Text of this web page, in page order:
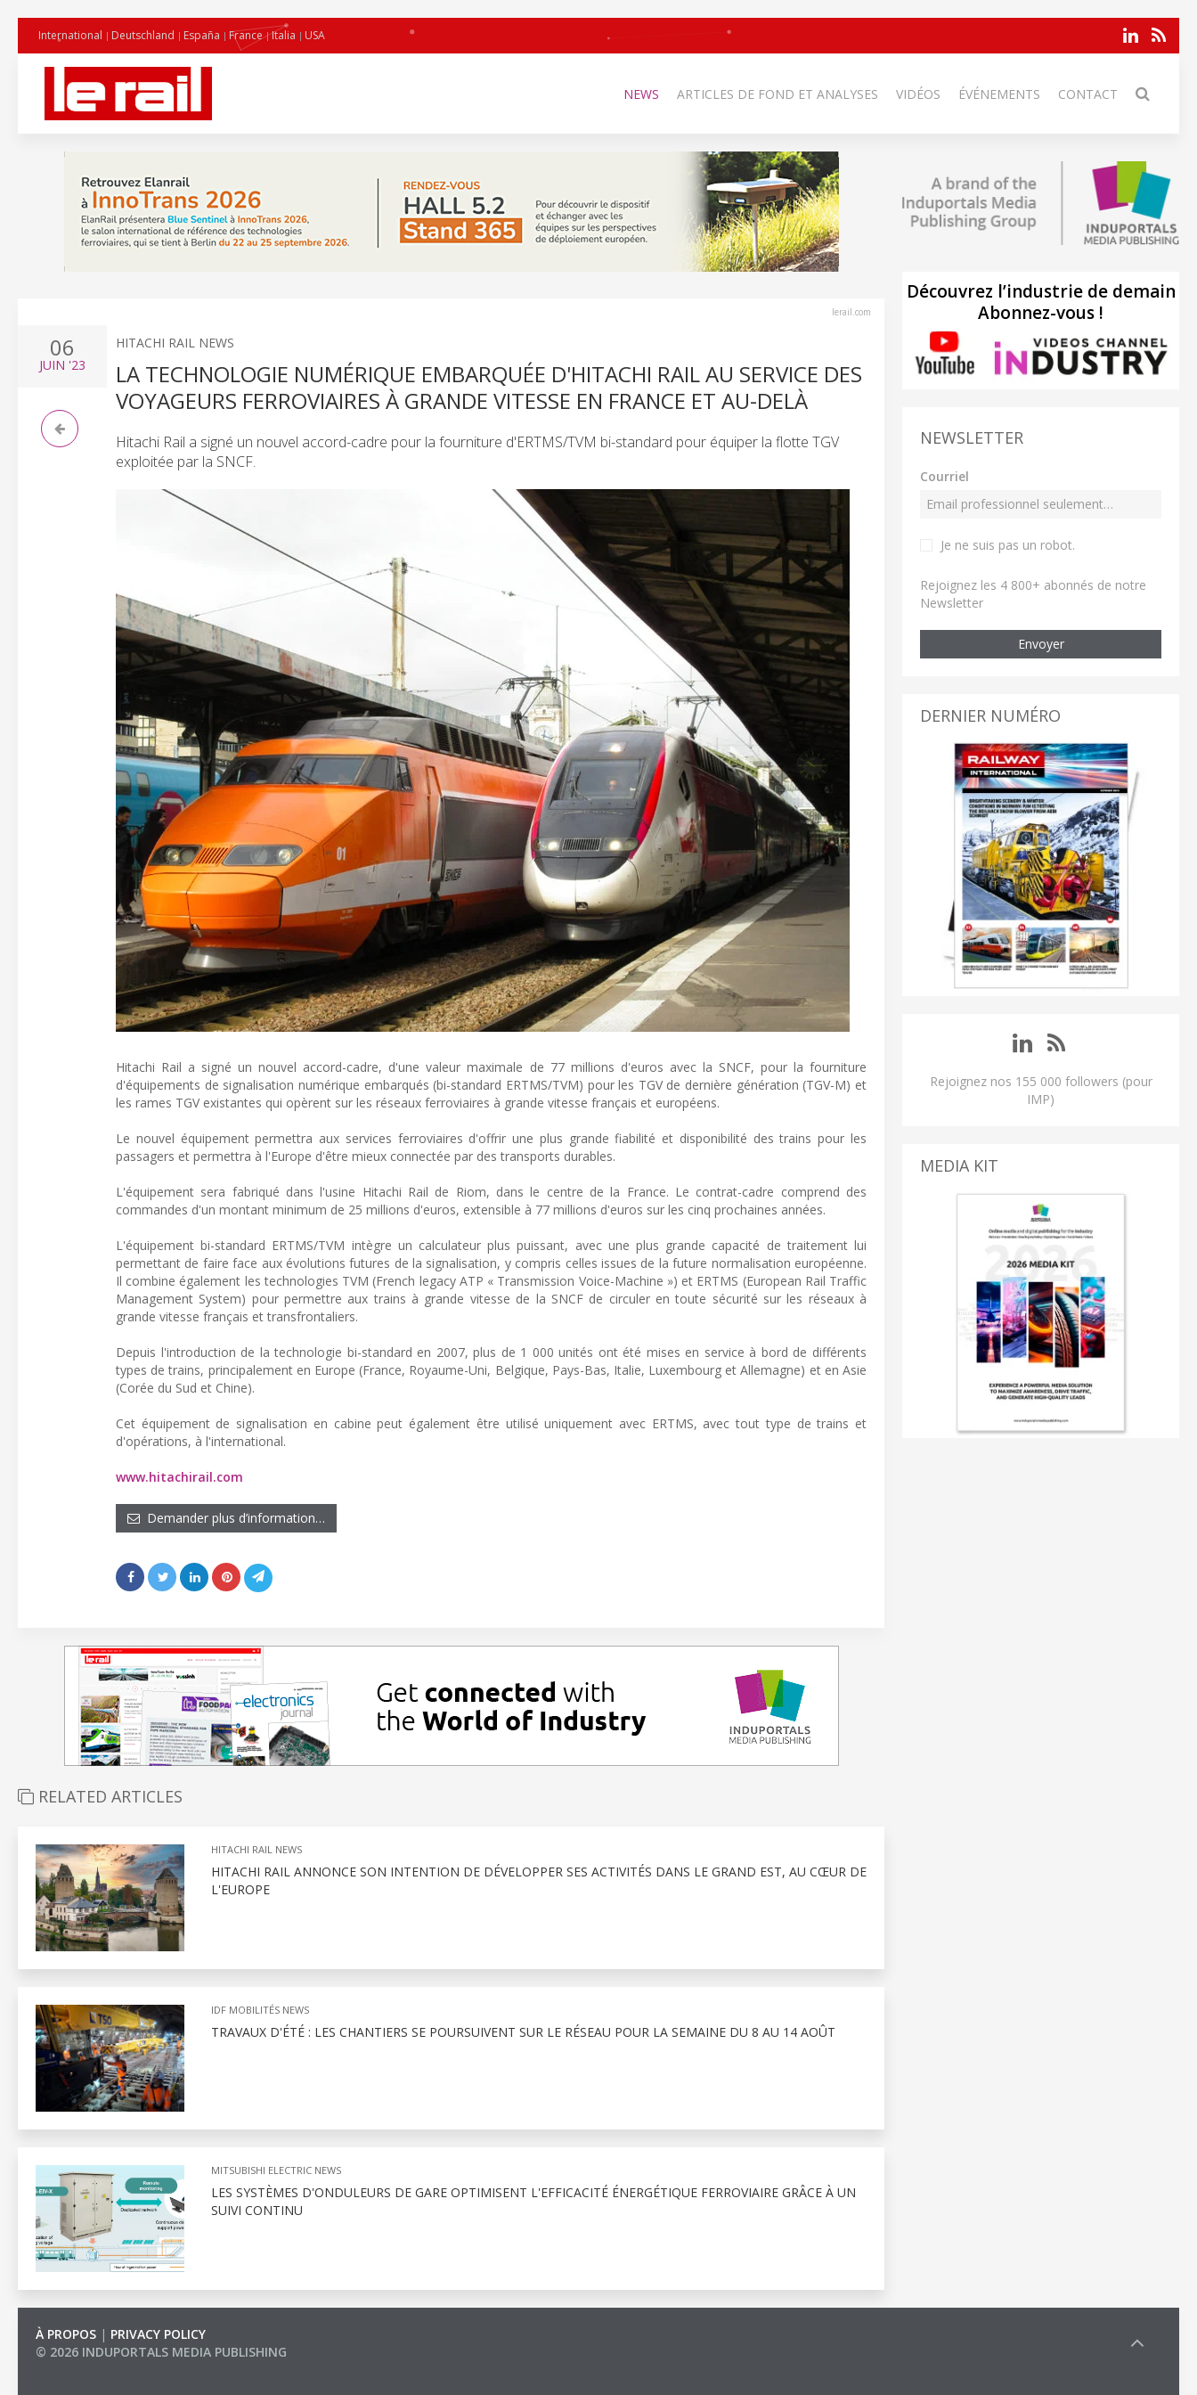
International Deutschland España France Italia USA
NEWS ARTICLES DE FOND ET ANALYSES VIDÉOS ÉVÉNEMENTS CONTACT
lerail.com
06
JUIN '23
HITACHI RAIL NEWS
LA TECHNOLOGIE NUMÉRIQUE EMBARQUÉE D'HITACHI RAIL AU SERVICE DES
VOYAGEURS FERROVIAIRES À GRANDE VITESSE EN FRANCE ET AU-DELÀ
Hitachi Rail a signé un nouvel accord-cadre pour la fourniture d'ERTMS/TVM bi-standard pour équiper la flotte TGV
exploitée par la SNCF.
Hitachi Rail a signé un nouvel accord-cadre, d'une valeur maximale de 77 millions d'euros avec la SNCF, pour la fourniture
d'équipements de signalisation numérique embarqués (bi-standard ERTMS/TVM) pour les TGV de dernière génération (TGV-M) et
les rames TGV existantes qui opèrent sur les réseaux ferroviaires à grande vitesse français et européens.
Le nouvel équipement permettra aux services ferroviaires d'offrir une plus grande fiabilité et disponibilité des trains pour les
passagers et permettra à l'Europe d'être mieux connectée par des transports durables.
L'équipement sera fabriqué dans l'usine Hitachi Rail de Riom, dans le centre de la France. Le contrat-cadre comprend des
commandes d'un montant minimum de 25 millions d'euros, extensible à 77 millions d'euros sur les cinq prochaines années.
L'équipement bi-standard ERTMS/TVM intègre un calculateur plus puissant, avec une plus grande capacité de traitement lui
permettant de faire face aux évolutions futures de la signalisation, y compris celles issues de la future normalisation européenne.
Il combine également les technologies TVM (French legacy ATP « Transmission Voice-Machine ») et ERTMS (European Rail Traffic
Management System) pour permettre aux trains à grande vitesse de la SNCF de circuler en toute sécurité sur les réseaux à
grande vitesse français et transfrontaliers.
Depuis l'introduction de la technologie bi-standard en 2007, plus de 1 000 unités ont été mises en service à bord de différents
types de trains, principalement en Europe (France, Royaume-Uni, Belgique, Pays-Bas, Italie, Luxembourg et Allemagne) et en Asie
(Corée du Sud et Chine).
Cet équipement de signalisation en cabine peut également être utilisé uniquement avec ERTMS, avec tout type de trains et
d'opérations, à l'international.
www.hitachirail.com
Demander plus d’information…
RELATED ARTICLES
HITACHI RAIL NEWS
HITACHI RAIL ANNONCE SON INTENTION DE DÉVELOPPER SES ACTIVITÉS DANS LE GRAND EST, AU CŒUR DE
L'EUROPE
IDF MOBILITÉS NEWS
TRAVAUX D'ÉTÉ : LES CHANTIERS SE POURSUIVENT SUR LE RÉSEAU POUR LA SEMAINE DU 8 AU 14 AOÛT
MITSUBISHI ELECTRIC NEWS
LES SYSTÈMES D'ONDULEURS DE GARE OPTIMISENT L'EFFICACITÉ ÉNERGÉTIQUE FERROVIAIRE GRÂCE À UN
SUIVI CONTINU
Découvrez l’industrie de demain
Abonnez-vous !
NEWSLETTER
Courriel
Je ne suis pas un robot.
Rejoignez les 4 800+ abonnés de notre
Newsletter
Envoyer
DERNIER NUMÉRO
Rejoignez nos 155 000 followers (pour
IMP)
MEDIA KIT
À PROPOS | PRIVACY POLICY
© 2026 INDUPORTALS MEDIA PUBLISHING